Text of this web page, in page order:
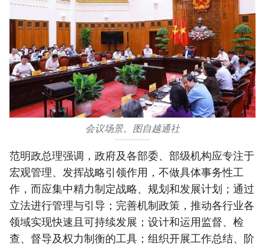
会议场景。图自越通社
范明政总理强调，政府及各部委、部级机构应专注于
宏观管理、发挥战略引领作用，不做具体事务性工
作，而应集中精力制定战略、规划和发展计划；通过
立法进行管理与引导；完善机制政策，推动各行业各
领域实现快速且可持续发展；设计和运用监督、检
查、督导及权力制衡的工具；组织开展工作总结、阶